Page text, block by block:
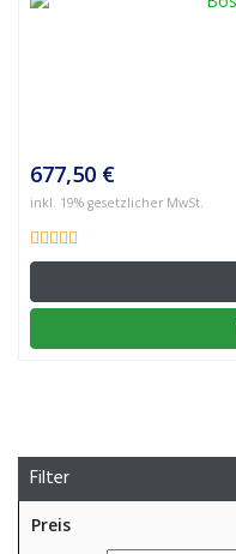
677,50 €
inkl. 19% gesetzlicher MwSt.
Filter
Preis